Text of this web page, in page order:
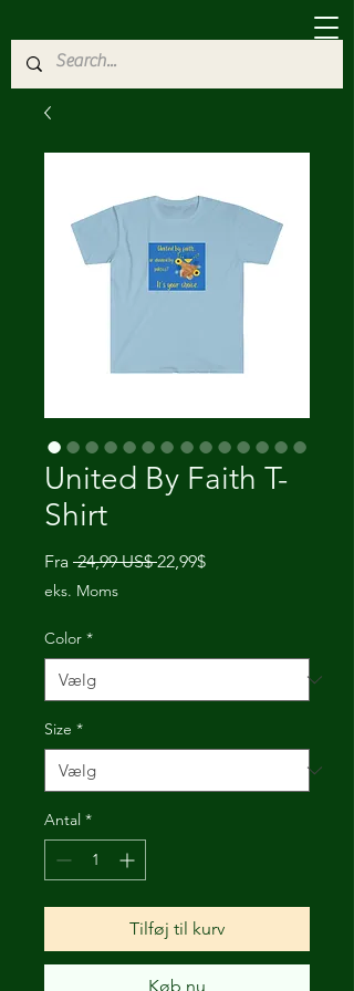
United By Faith T-
Shirt
Fra 24,99 US$ Regulær
22,99$Salgspris
eks. Moms
Color *
Size *
Antal *
Tilføj til kurv
Køb nu